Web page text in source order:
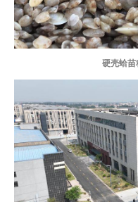
硬壳蛤苗